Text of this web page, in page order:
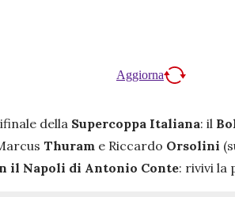
Aggiorna
della Supercoppa Italiana: il
Thuram e Riccardo Orsolini
il Napoli di Antonio Conte: rivivi la